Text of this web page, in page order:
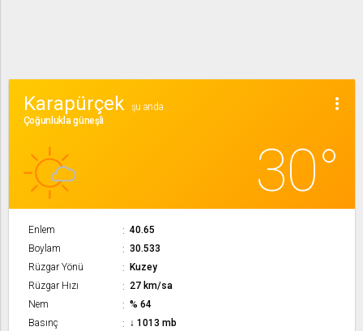
more_vert
Karapürçek
şu anda
Çoğunlukla güneşli
30°
Enlem
40.65
Boylam
30.533
Rüzgar Yönü
Kuzey
Rüzgar Hızı
27 km/sa
Nem
% 64
Basınç
↓ 1013 mb